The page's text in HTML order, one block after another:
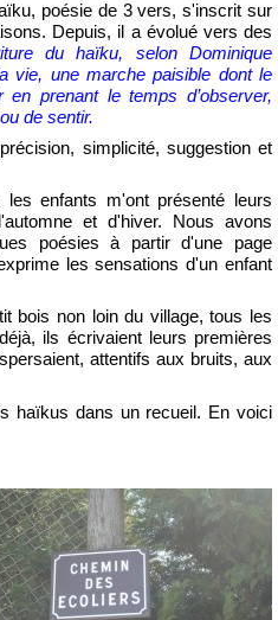
poésie de 3 vers, s'inscrit sur
Depuis, il a évolué vers des
du haïku, selon Dominique
vie, une marche paisible dont le
prenant le temps d’observer,
de sentir.
simplicité, suggestion et
enfants m'ont présenté leurs
et d'hiver. Nous avons
poésies à partir d'une page
les sensations d'un enfant
bois non loin du village, tous les
ils écrivaient leurs premières
attentifs aux bruits, aux
haïkus dans un recueil. En voici